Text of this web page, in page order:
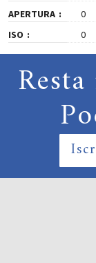
APERTURA
0
ISO
0